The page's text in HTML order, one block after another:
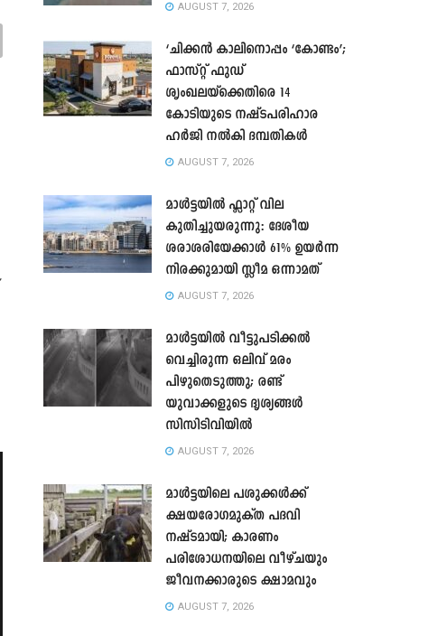
AUGUST 7, 2026
‘ചിക്കൻ കാലിനൊപ്പം ‘കോണ്ടം’;
ഫാസ്റ്റ് ഫുഡ്
ശൃംഖലയ്ക്കെതിരെ 14
കോടിയുടെ നഷ്ടപരിഹാര
ഹർജി നൽകി ദമ്പതികൾ
AUGUST 7, 2026
മാൾട്ടയിൽ ഫ്ലാറ്റ് വില
കുതിച്ചുയരുന്നു: ദേശീയ
ശരാശരിയേക്കാൾ 61% ഉയർന്ന
നിരക്കുമായി സ്ലീമ ഒന്നാമത്
AUGUST 7, 2026
മാൾട്ടയിൽ വീട്ടുപടിക്കൽ
വെച്ചിരുന്ന ഒലിവ് മരം
പിഴുതെടുത്തു; രണ്ട്
യുവാക്കളുടെ ദൃശ്യങ്ങൾ
സിസിടിവിയിൽ
AUGUST 7, 2026
മാൾട്ടയിലെ പശുക്കൾക്ക്
ക്ഷയരോഗമുക്ത പദവി
നഷ്ടമായി; കാരണം
പരിശോധനയിലെ വീഴ്ചയും
ജീവനക്കാരുടെ ക്ഷാമവും
AUGUST 7, 2026